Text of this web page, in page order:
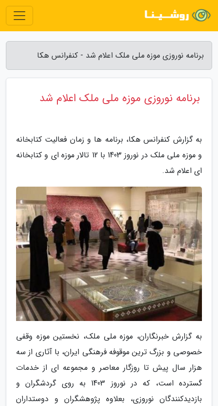
برنامه نوروزی موزه ملی ملک اعلام شد - کنفرانس هکا
برنامه نوروزی موزه ملی ملک اعلام شد
به گزارش کنفرانس هکا، برنامه ها و زمان فعالیت کتابخانه
و موزه ملی ملک در نوروز 1403 با 12 تالار موزه ای و کتابخانه
ای اعلام شد.
به گزارش خبرنگاران، موزه ملی ملک، نخستین موزه وقفی
خصوصی و بزرگ ترین موقوفه فرهنگی ایران، با آثاری از سه
هزار سال پیش تا روزگار معاصر و مجموعه ای از خدمات
گسترده است، که در نوروز 1403 به روی گردشگران و
بازدیدکنندگان نوروزی، بعلاوه پژوهشگران و دوستداران